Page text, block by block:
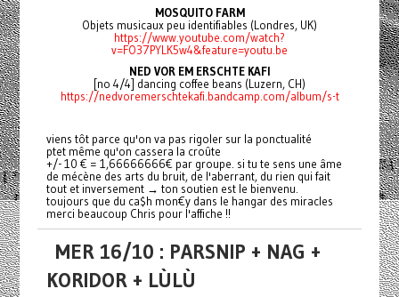
MOSQUITO FARM
Objets musicaux peu identifiables (Londres, UK)
https://www.youtube.com/watch?
v=FO37PYLK5w4&feature=youtu.be
NED VOR EM ERSCHTE KAFI
[no 4/4] dancing coffee beans (Luzern, CH)
https://nedvoremerschtekafi.bandcamp.com/album/s-t
viens tôt parce qu'on va pas rigoler sur la ponctualité
ptet même qu'on cassera la croûte
+/- 10 € = 1,66666666€ par groupe. si tu te sens une âme
de mécène des arts du bruit, de l'aberrant, du rien qui fait
tout et inversement → ton soutien est le bienvenu.
toujours que du ca$h mon€y dans le hangar des miracles
merci beaucoup Chris pour l'affiche !!
MER 16/10 : PARSNIP + NAG +
KORIDOR + LÙLÙ